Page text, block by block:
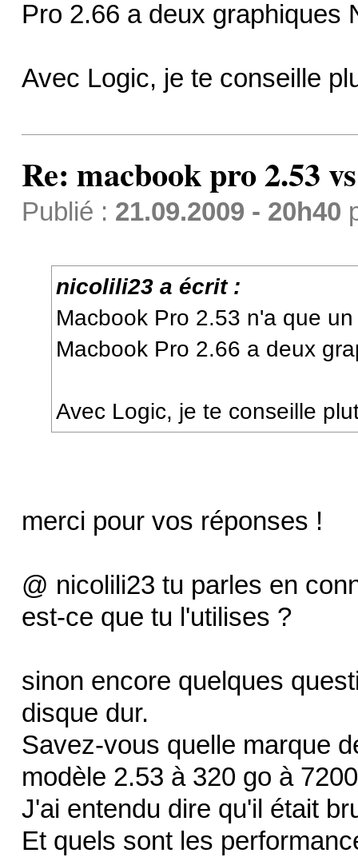
Pro 2.66 a deux graphiques
Avec Logic, je te conseille
Re: macbook pro 2.53
Publié : 21.09.2009 - 20h40
nicolili23 a écrit :
Macbook Pro 2.53 n'a que
Macbook Pro 2.66 a deux
Avec Logic, je te conseille
merci pour vos réponses !
@ nicolili23 tu parles en
est-ce que tu l'utilises ?
sinon encore quelques
disque dur.
Savez-vous quelle marque
modèle 2.53 à 320 go à
J'ai entendu dire qu'il était
Et quels sont les